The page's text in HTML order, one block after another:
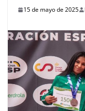
15 de mayo de 2025